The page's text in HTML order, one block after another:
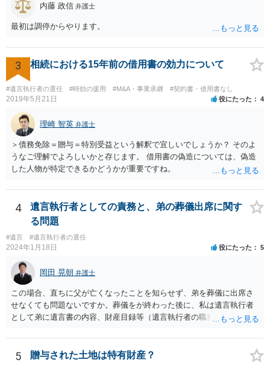
内藤 政信 弁護士
最初は調停からやります。
3 相続における15年前の借用書の効力について
#遺言執行者の選任 #時効の援用 #M&A・事業承継 #契約書・借用書なし
2019年5月21日 役にたった 4
理崎 智英 弁護士
＞債務免除＝贈与＝特別受益という解釈で宜しいでしょうか？ そのよ
うなご理解でよろしいかと存じます。 借用書の偽造については、偽造
した人物が特定できるかどうかが重要ですね。
4
遺言執行者としての責務と、弟の葬儀出席に関す
る問題
#遺言 #遺言執行者の選任
2024年1月18日 役にたった 5
岡田 晃朝 弁護士
この場合、直ちに父が亡くなったことを知らせず、弟を葬儀に出席さ
せなくても問題ないですか。葬儀をが終わった後に、私は遺言執行者
として弟に遺言書の内容、財産目録等（遺言執行者の職務）を知らせ
るかは喪主の自由です。 呼ばなくてもかまいません。 そもそも、そう
いう法律関係にありません。 遺言の内容と遺産の総額の通知、公正証
5 贈与された土地は特有財産？